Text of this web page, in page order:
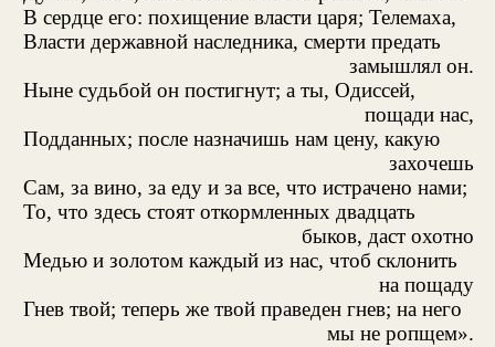
В сердце его: похищение власти царя; Телемаха,
Власти державной наследника, смерти предать
замышлял он.
Ныне судьбой он постигнут; а ты, Одиссей,
пощади нас,
Подданных; после назначишь нам цену, какую
захочешь
Сам, за вино, за еду и за все, что истрачено нами;
То, что здесь стоят откормленных двадцать
быков, даст охотно
Медью и золотом каждый из нас, чтоб склонить
на пощаду
Гнев твой; теперь же твой праведен гнев; на него
мы не ропщем».